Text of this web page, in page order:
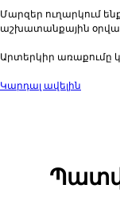
Մարզեր ուղարկում
աշխատանքային օրվա
Արտերկիր առաքումը
Կարդալ ավելին